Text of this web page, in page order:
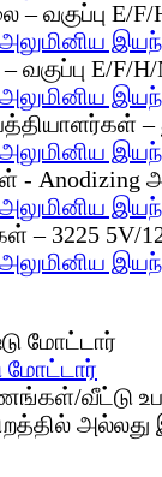
மோட்டார்
வீட்டு
அல்லது